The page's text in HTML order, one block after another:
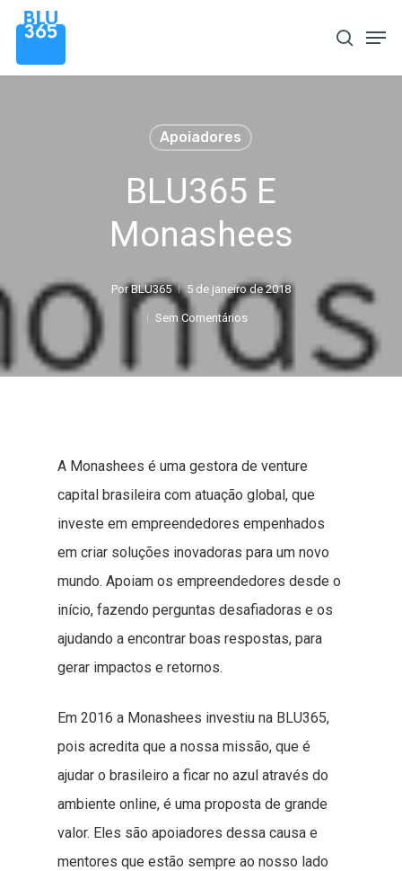
Pular
para
procura
Apoiadores
BLU365 E
Monashees
Por BLU365 5 de janeiro de 2018
Sem Comentários
A Monashees é uma gestora de venture
capital brasileira com atuação global, que
investe em empreendedores empenhados
em criar soluções inovadoras para um novo
mundo. Apoiam os empreendedores desde o
início, fazendo perguntas desafiadoras e os
ajudando a encontrar boas respostas, para
gerar impactos e retornos.
Em 2016 a Monashees investiu na BLU365,
pois acredita que a nossa missão, que é
ajudar o brasileiro a ficar no azul através do
ambiente online, é uma proposta de grande
valor. Eles são apoiadores dessa causa e
mentores que estão sempre ao nosso lado